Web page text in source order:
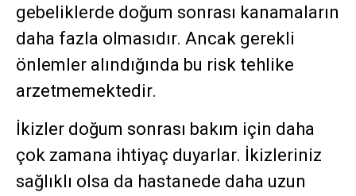
gebeliklerde doğum sonrası kanamaların
daha fazla olmasıdır. Ancak gerekli
önlemler alındığında bu risk tehlike
arzetmemektedir.
İkizler doğum sonrası bakım için daha
çok zamana ihtiyaç duyarlar. İkizleriniz
sağlıklı olsa da hastanede daha uzun